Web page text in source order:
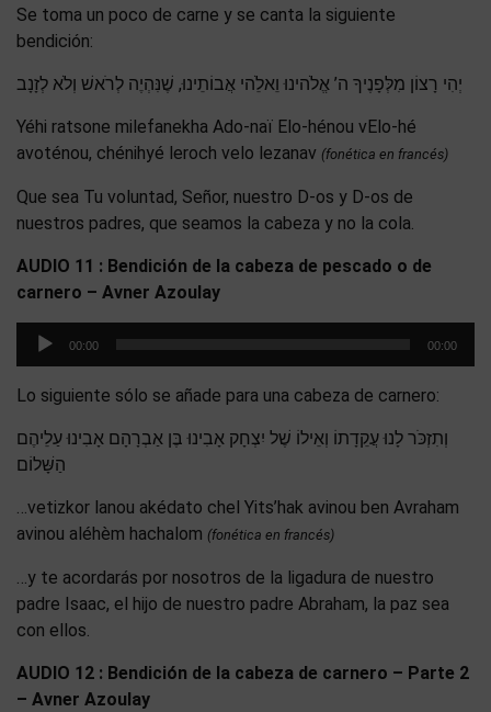
Se toma un poco de carne y se canta la siguiente
bendición:
יְהִי רָצוֹן מִלְּפָנֶיךָ ה’ אֱלֹהינוּ וֵאלֵֹהי אֲבוֹתֵינוּ, שֶׁנִּהְיֶה לְרֹאשׁ וְלֹא לְזָנָב
Yéhi ratsone milefanekha Ado-naï Elo-hénou vElo-hé
avoténou, chénihyé leroch velo lezanav (fonética en francés)
Que sea Tu voluntad, Señor, nuestro D-os y D-os de
nuestros padres, que seamos la cabeza y no la cola.
AUDIO 11 : Bendición de la cabeza de pescado o de
carnero – Avner Azoulay
Reproductor
audio
00:00 00:00
Lo siguiente sólo se añade para una cabeza de carnero:
וְתִזְכֹּר לָנוּ עֲקֵדָתוֹ וְאֵילוֹ שֶׁל יִצְחָק אָבִינוּ בֶּן אַבְרָהָם אָבִינוּ עַלֵיהֶם
הַשָּׁלוֹם
…vetizkor lanou akédato chel Yits’hak avinou ben Avraham
avinou aléhèm hachalom (fonética en francés)
…y te acordarás por nosotros de la ligadura de nuestro
padre Isaac, el hijo de nuestro padre Abraham, la paz sea
con ellos.
AUDIO 12 : Bendición de la cabeza de carnero – Parte 2
– Avner Azoulay